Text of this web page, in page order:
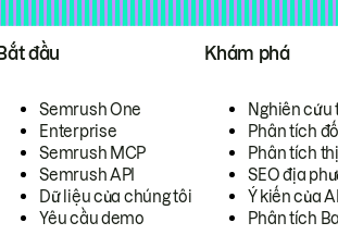
Bắt đầu
Semrush One
Enterprise
Semrush MCP
Semrush API
Dữ liệu của chúng tôi
Yêu cầu demo
Khám phá
Nghiên cứu
Phân tích
Phân tích
SEO địa
Ý kiến của
Phân tích